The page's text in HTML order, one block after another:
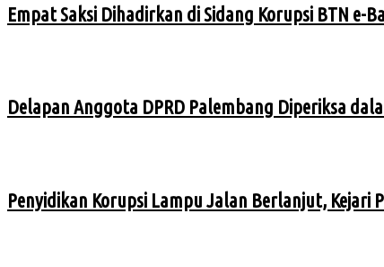
Empat Saksi Dihadirkan di Sidang Korupsi BTN e-
Delapan Anggota DPRD Palembang Diperiksa
Penyidikan Korupsi Lampu Jalan Berlanjut, Kejari